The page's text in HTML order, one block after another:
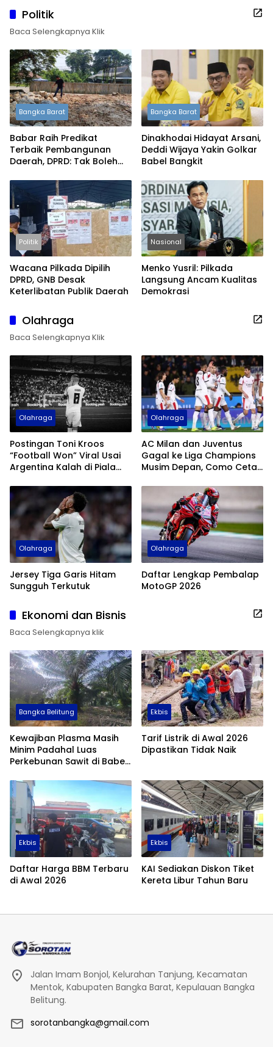
Politik
Baca Selengkapnya Klik
Bangka Barat
Babar Raih Predikat
Terbaik Pembangunan
Daerah, DPRD: Tak Boleh
Bangka Barat
Dinakhodai Hidayat Arsani,
Deddi Wijaya Yakin Golkar
Babel Bangkit
Politik
Wacana Pilkada Dipilih
DPRD, GNB Desak
Keterlibatan Publik Daerah
Nasional
Menko Yusril: Pilkada
Langsung Ancam Kualitas
Demokrasi
Olahraga
Baca Selengkapnya Klik
Olahraga
Postingan Toni Kroos
“Football Won” Viral Usai
Argentina Kalah di Piala
Olahraga
AC Milan dan Juventus
Gagal ke Liga Champions
Musim Depan, Como Cetak
Olahraga
Jersey Tiga Garis Hitam
Sungguh Terkutuk
Olahraga
Daftar Lengkap Pembalap
MotoGP 2026
Ekonomi dan Bisnis
Baca Selengkapnya klik
Bangka Belitung
Kewajiban Plasma Masih
Minim Padahal Luas
Perkebunan Sawit di Babel
Ekbis
Tarif Listrik di Awal 2026
Dipastikan Tidak Naik
Ekbis
Daftar Harga BBM Terbaru
di Awal 2026
Ekbis
KAI Sediakan Diskon Tiket
Kereta Libur Tahun Baru
Jalan Imam Bonjol, Kelurahan Tanjung, Kecamatan
Mentok, Kabupaten Bangka Barat, Kepulauan Bangka
Belitung.
sorotanbangka@gmail.com